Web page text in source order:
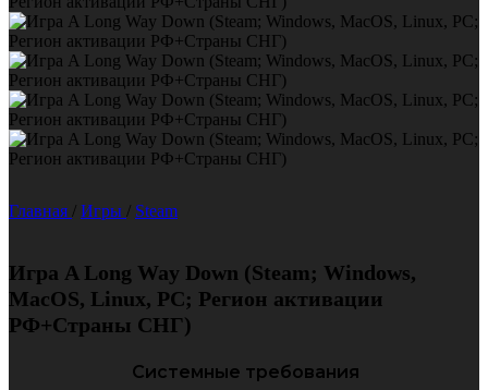
Главная / Игры / Steam
Игра A Long Way Down (Steam; Windows,
MacOS, Linux, PC; Регион активации
РФ+Страны СНГ)
Системные требования